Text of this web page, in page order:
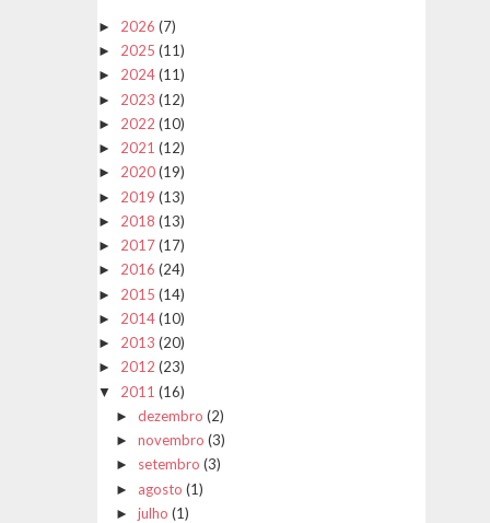
► 2026 (7)
► 2025 (11)
► 2024(11)
► 2023 (12)
► 2022 (10)
► 2021 (12)
► 2020(19)
► 2019 (13)
► 2018 (13)
► 2017(17)
► 2016 (24)
► 2015 (14)
► 2014(10)
► 2013 (20)
► 2012 (23)
▼ 2011 (16)
► dezembro (2)
► novembro (3)
► setembro (3)
► agosto (1)
► julho (1)